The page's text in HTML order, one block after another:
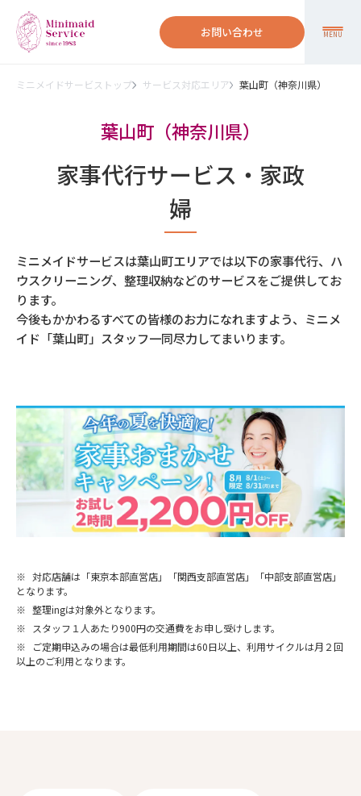
お問い合わせ MENU
ミニメイドサービストップ サービス対応エリア 葉山町（神奈川県）
葉山町（神奈川県）
家事代行サービス・家政
婦
ミニメイドサービスは葉山町エリアでは以下の家事代行、ハ
ウスクリーニング、整理収納などのサービスをご提供してお
ります。
今後もかかわるすべての皆様のお力になれますよう、ミニメ
イド「葉山町」スタッフ一同尽力してまいります。
※ 対応店舗は「東京本部直営店」「関西支部直営店」「中部支部直営店」
となります。
※ 整理ingは対象外となります。
※
スタッフ１人あたり900円の交通費をお申し受けします。
※
ご定期申込みの場合は最低利用期間は60日以上、利用サイクルは月２回
以上のご利用となります。